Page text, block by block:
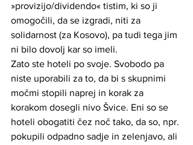
»provizijo/dividendo« tistim, ki so ji
omogočili, da se izgradi, niti za
solidarnost (za Kosovo), pa tudi tega jim
ni bilo dovolj kar so imeli.
Zato ste hoteli po svoje. Svobodo pa
niste uporabili za to, da bi s skupnimi
močmi stopili naprej in korak za
korakom dosegli nivo Švice. Eni so se
hoteli obogatiti čez noč tako, da so, npr.
pokupili odpadno sadje in zelenjavo, ali